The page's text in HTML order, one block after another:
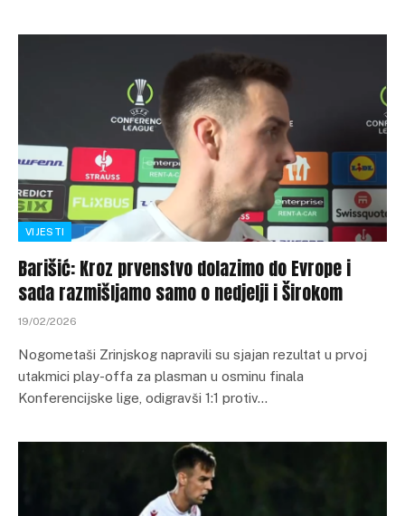
VIJESTI
Barišić: Kroz prvenstvo dolazimo do Evrope i
sada razmišljamo samo o nedjelji i Širokom
19/02/2026
Nogometaši Zrinjskog napravili su sjajan rezultat u prvoj
utakmici play-offa za plasman u osminu finala
Konferencijske lige, odigravši 1:1 protiv…